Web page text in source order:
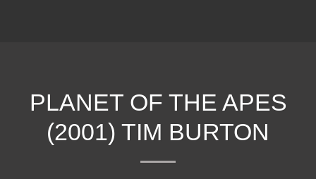
PLANET OF THE APES
(2001) TIM BURTON